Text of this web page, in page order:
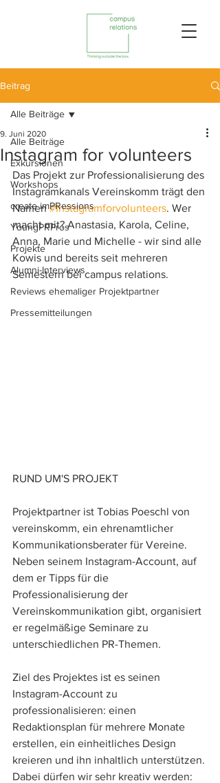
Beitrag
Alle Beiträge
Exkursionen
Workshops
create imPRessions
YoungPRPros
Projekte
Alumni-Interviews
Reviews ehemaliger Projektpartner
Pressemitteilungen
Alle Beiträge
Instagram for volunteers
9. Juni 2020
Das Projekt zur Professionalisierung des
Instagramkanals Vereinskomm trägt den
Namen #Instagramforvolunteers. Wer
macht mit? Anastasia, Karola, Celine,
Anna, Marie und Michelle - wir sind alle
Kowis und bereits seit mehreren
Semestern bei campus relations.
RUND UM'S PROJEKT
Projektpartner ist Tobias Poeschl von
vereinskomm, ein ehrenamtlicher
Kommunikationsberater für Vereine.
Neben seinem Instagram-Account, auf
dem er Tipps für die
Professionalisierung der
Vereinskommunikation gibt, organisiert
er regelmäßige Seminare zu
unterschiedlichen PR-Themen.
Ziel des Projektes ist es seinen
Instagram-Account zu
professionalisieren: einen
Redaktionsplan für mehrere Monate
erstellen, ein einheitliches Design
kreieren und ihn inhaltlich unterstützen.
Dabei dürfen wir sehr kreativ werden: